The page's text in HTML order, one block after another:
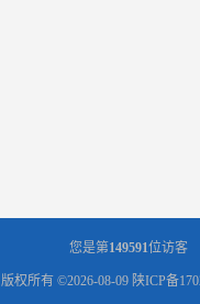
您是第149591位访客
版权所有 ©2026-08-09 陕ICP备